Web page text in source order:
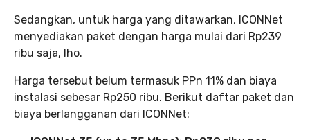
Sedangkan, untuk harga yang ditawarkan, ICONNet
menyediakan paket dengan harga mulai dari Rp239
ribu saja, lho.
Harga tersebut belum termasuk PPn 11% dan biaya
instalasi sebesar Rp250 ribu. Berikut daftar paket dan
biaya berlangganan dari ICONNet: